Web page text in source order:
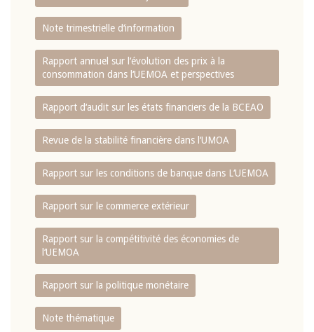
Note trimestrielle d‘information
Rapport annuel sur l‘évolution des prix à la
consommation dans l‘UEMOA et perspectives
Rapport d‘audit sur les états financiers de la BCEAO
Revue de la stabilité financière dans l‘UMOA
Rapport sur les conditions de banque dans L‘UEMOA
Rapport sur le commerce extérieur
Rapport sur la compétitivité des économies de
l‘UEMOA
Rapport sur la politique monétaire
Note thématique